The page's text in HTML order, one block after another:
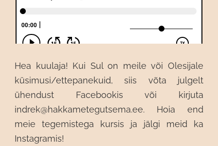
Hea kuulaja! Kui Sul on meile või Olesijale
küsimusi/ettepanekuid, siis võta julgelt
ühendust Facebookis või kirjuta
indrek@hakkametegutsema.ee. Hoia end
meie tegemistega kursis ja jälgi meid ka
Instagramis!